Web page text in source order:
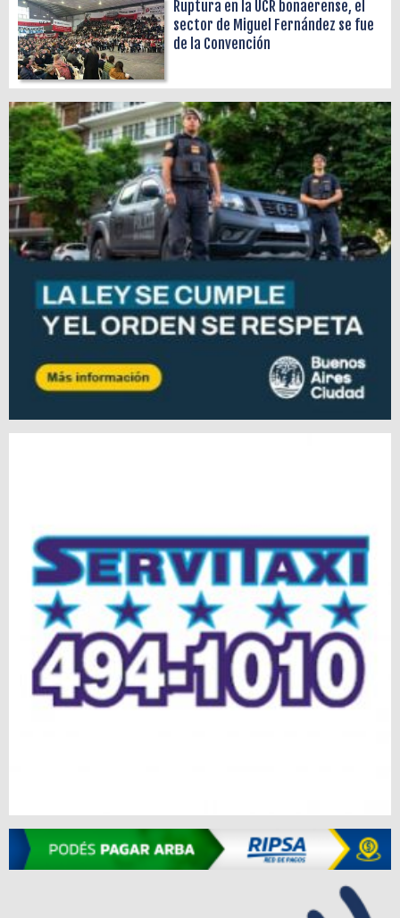
Ruptura en la UCR bonaerense, el
sector de Miguel Fernández se fue
de la Convención